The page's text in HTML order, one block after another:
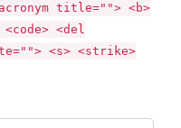
title=""> <b>
<del
<s> <strike>